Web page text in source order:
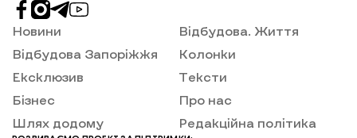
Новини
Відбудова Запоріжжя
Ексклюзив
Бізнес
Шлях додому
Відбудова. Життя
Колонки
Тексти
Про нас
Редакційна політика